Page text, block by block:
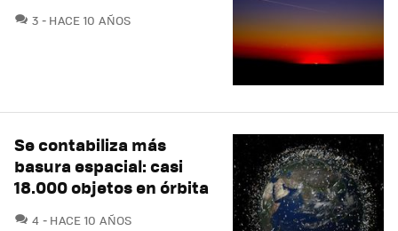
3 COMENTARIOS
HACE 10 AÑOS
Se contabiliza más
basura espacial: casi
18.000 objetos en órbita
4 COMENTARIOS
HACE 10 AÑOS